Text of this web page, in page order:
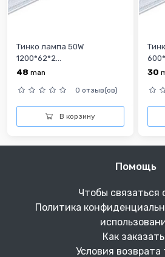
Тинко лампа 50W
1200*62*2...
48 man
0 отзыв(ов)
В корзину
30
Помощь
Чтобы связаться
Политика
Как
Условия возврата